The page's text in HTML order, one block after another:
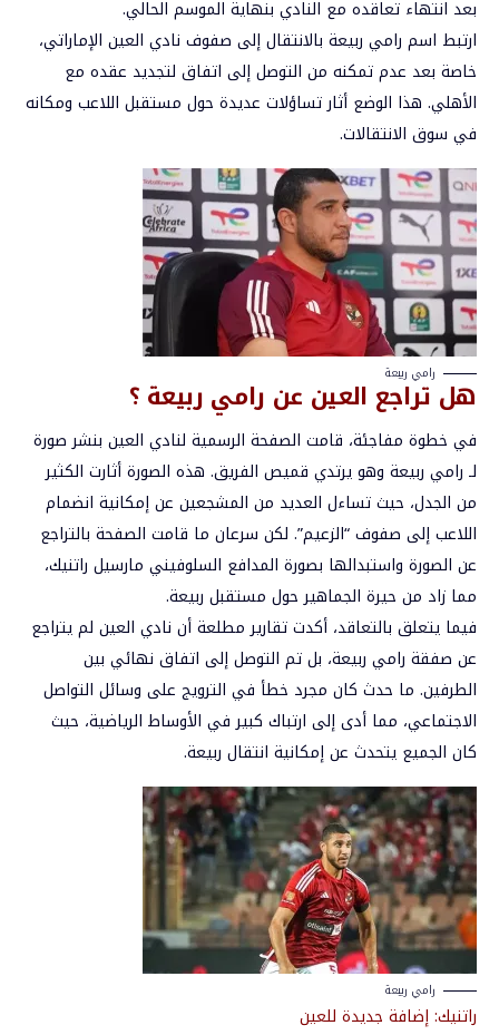
بعد انتهاء تعاقده مع النادي بنهاية الموسم الحالي.
ارتبط اسم رامي ربيعة بالانتقال إلى صفوف نادي العين الإماراتي،
خاصة بعد عدم تمكنه من التوصل إلى اتفاق لتجديد عقده مع
الأهلي. هذا الوضع أثار تساؤلات عديدة حول مستقبل اللاعب ومكانه
في سوق الانتقالات.
رامي ربيعة
هل تراجع العين عن رامي ربيعة ؟
في خطوة مفاجئة، قامت الصفحة الرسمية لنادي العين بنشر صورة
لـ رامي ربيعة وهو يرتدي قميص الفريق. هذه الصورة أثارت الكثير
من الجدل، حيث تساءل العديد من المشجعين عن إمكانية انضمام
اللاعب إلى صفوف “الزعيم”. لكن سرعان ما قامت الصفحة بالتراجع
عن الصورة واستبدالها بصورة المدافع السلوفيني مارسيل راتنيك،
مما زاد من حيرة الجماهير حول مستقبل ربيعة.
فيما يتعلق بالتعاقد، أكدت تقارير مطلعة أن نادي العين لم يتراجع
عن صفقة رامي ربيعة، بل تم التوصل إلى اتفاق نهائي بين
الطرفين. ما حدث كان مجرد خطأ في الترويج على وسائل التواصل
الاجتماعي، مما أدى إلى ارتباك كبير في الأوساط الرياضية، حيث
كان الجميع يتحدث عن إمكانية انتقال ربيعة.
رامي ربيعة
راتنيك: إضافة جديدة للعين